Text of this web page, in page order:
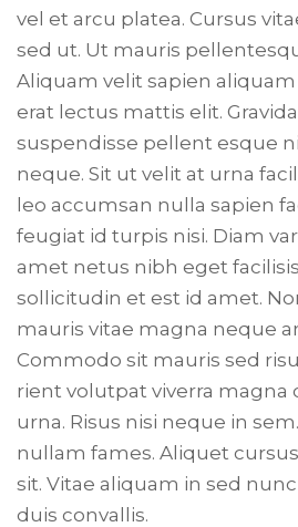
vel et arcu platea. Cursus
sed ut. Ut mauris
Aliquam velit sapien aliquam
erat lectus mattis elit.
suspendisse pellent esque
neque. Sit ut velit at urna
leo accumsan nulla sapien
feugiat id turpis nisi. Diam
amet netus nibh eget
sollicitudin et est id amet.
mauris vitae magna neque
Commodo sit mauris sed
rient volutpat viverra magna
urna. Risus nisi neque in
nullam fames. Aliquet
sit. Vitae aliquam in sed
duis convallis.